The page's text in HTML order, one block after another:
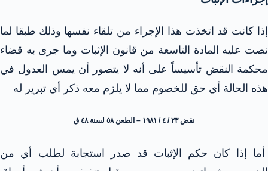
إذا كانت قد اتخذت هذا الإجراء من تلقاء نفسها وذلك طبقا لما
نصت عليه المادة التاسعة من قانون الإثبات وما جرى به قضاء
محكمة النقض تأسيساً على أنه لا يتصور أن يمس العدول في
هذه الحالة أي حق للخصوم مما لا يلزم معه ذكر أي تبرير له
نقض ٢٣ / ٤ / ۱۹۸۱ – الطعن ٥٨ لسنة ٤٨ ق
أما إذا كان حكم الإثبات قد صدر استجابة لطلب أي من